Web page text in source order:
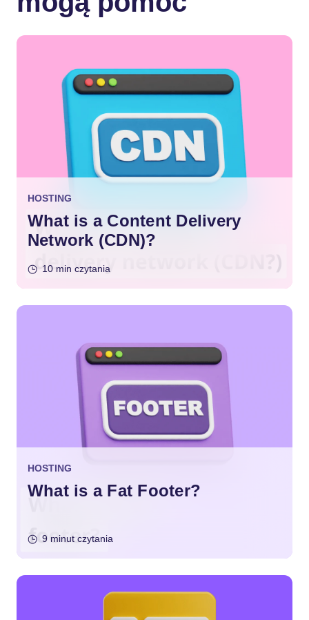
HOSTING
What is a Content Delivery
Network (CDN)?
10 min czytania
HOSTING
What is a Fat Footer?
9 minut czytania